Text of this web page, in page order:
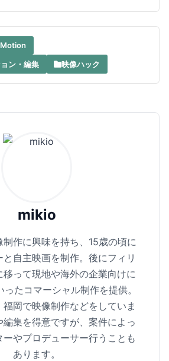
ン・編集
映像ハック
mikio
作に興味を持ち、15歳の頃に
自主映画を制作。後にフィリ
移って現地や海外の企業向けに
たコマーシャル制作を提供。
岡で映像制作などをしていま
集を得意ですが、案件によっ
ーやプロデューサー行うことも
あります。